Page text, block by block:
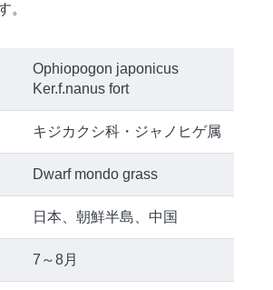
。
Ophiopogon japonicus
Ker.f.nanus fort
キジカクシ科・ジャノヒゲ属
Dwarf mondo grass
日本、朝鮮半島、中国
7～8月